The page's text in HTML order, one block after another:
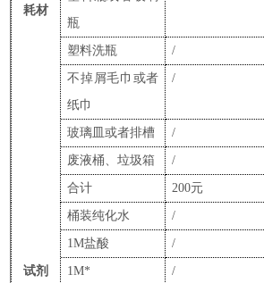
耗材
瓶
塑料洗瓶 /
不掉屑毛巾或者
纸巾
/
玻璃皿或者排槽 /
废液桶、垃圾箱 /
合计 200元
试剂
桶装纯化水 /
1M盐酸 /
1M* /